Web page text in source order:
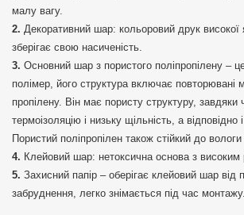
малу вагу.
Декоративний шар: кольоровий друк високої
зберігає свою насиченість.
Основний шар з пористого поліпропілену –
полімер, його структура включає повторювані
пропілену. Він має пористу структуру,
термоізоляцію і низьку щільність, а відповідно
Пористий поліпропілен також стійкий до вологи
Клейовий шар: нетоксична основа з високим
Захисний папір – оберігає клейовий шар від
забруднення, легко знімається під час монтажу.